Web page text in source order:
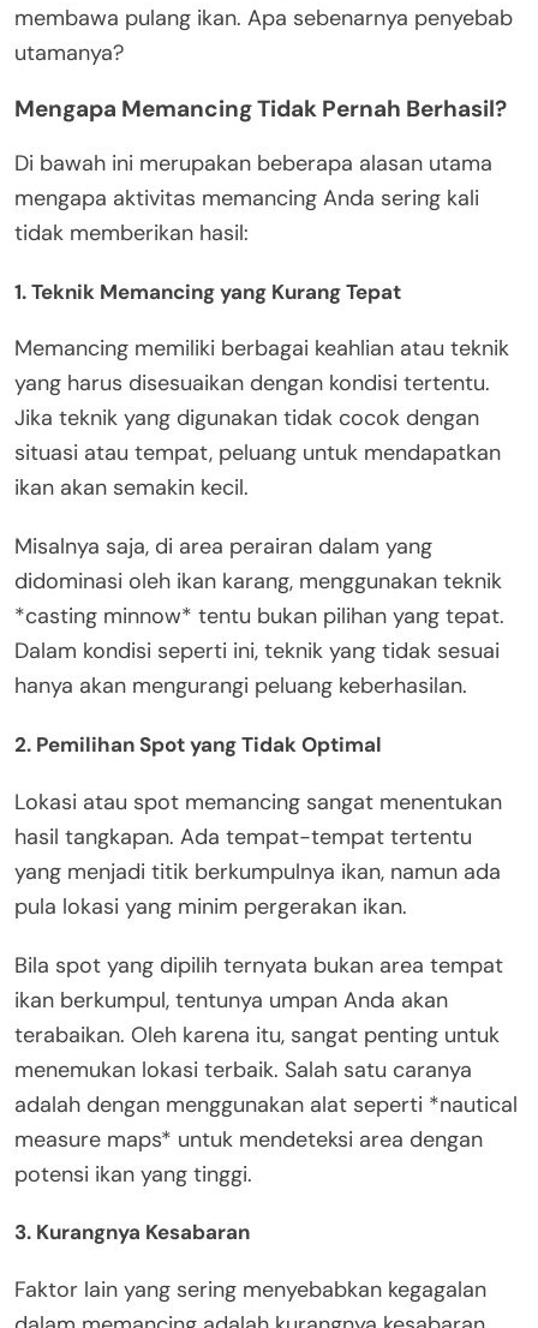
membawa pulang ikan. Apa sebenarnya penyebab
utamanya?
Mengapa Memancing Tidak Pernah Berhasil?
Di bawah ini merupakan beberapa alasan utama
mengapa aktivitas memancing Anda sering kali
tidak memberikan hasil:
1. Teknik Memancing yang Kurang Tepat
Memancing memiliki berbagai keahlian atau teknik
yang harus disesuaikan dengan kondisi tertentu.
Jika teknik yang digunakan tidak cocok dengan
situasi atau tempat, peluang untuk mendapatkan
ikan akan semakin kecil.
Misalnya saja, di area perairan dalam yang
didominasi oleh ikan karang, menggunakan teknik
*casting minnow* tentu bukan pilihan yang tepat.
Dalam kondisi seperti ini, teknik yang tidak sesuai
hanya akan mengurangi peluang keberhasilan.
2. Pemilihan Spot yang Tidak Optimal
Lokasi atau spot memancing sangat menentukan
hasil tangkapan. Ada tempat-tempat tertentu
yang menjadi titik berkumpulnya ikan, namun ada
pula lokasi yang minim pergerakan ikan.
Bila spot yang dipilih ternyata bukan area tempat
ikan berkumpul, tentunya umpan Anda akan
terabaikan. Oleh karena itu, sangat penting untuk
menemukan lokasi terbaik. Salah satu caranya
adalah dengan menggunakan alat seperti *nautical
measure maps* untuk mendeteksi area dengan
potensi ikan yang tinggi.
3. Kurangnya Kesabaran
Faktor lain yang sering menyebabkan kegagalan